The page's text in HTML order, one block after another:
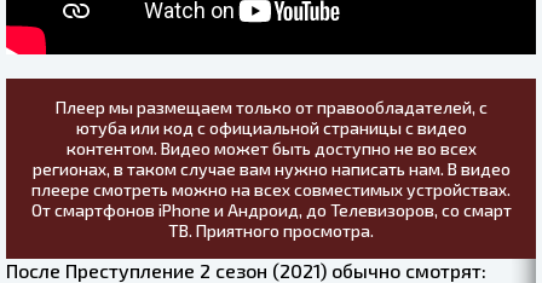
Плеер мы размещаем только от правообладателей, с
ютуба или код с официальной страницы с видео
контентом. Видео может быть доступно не во всех
регионах, в таком случае вам нужно написать нам. В видео
плеере смотреть можно на всех совместимых устройствах.
От смартфонов iPhone и Андроид, до Телевизоров, со смарт
ТВ. Приятного просмотра.
После Преступление 2 сезон (2021) обычно смотрят: